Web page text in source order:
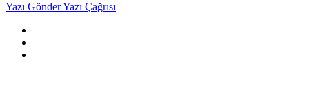
Yazı GönderYazı Çağrısı